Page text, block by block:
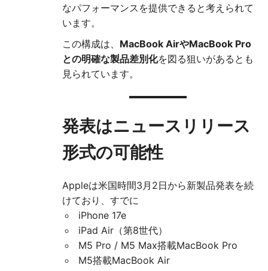
なパフォーマンスを提供できると考えられて
います。
この構成は、 MacBook AirやMacBook Pro
との明確な製品差別化を図る狙いがあるとも
見られています。
発表はニュースリリース
形式の可能性
Appleは米国時間3月2日から新製品発表を続
けており、すでに
iPhone 17e
iPad Air（第8世代）
M5 Pro / M5 Max搭載MacBook Pro
M5搭載MacBook Air